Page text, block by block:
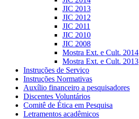
JIC 2013
JIC 2012
JIC 2011
JIC 2010
JIC 2008
Mostra Ext. e Cult. 2014
Mostra Ext. e Cult. 2013
Instruções de Serviço
Instruções Normativas
Auxílio financeiro a pesquisadores
Discentes Voluntários
Comitê de Ética em Pesquisa
Letramentos acadêmicos